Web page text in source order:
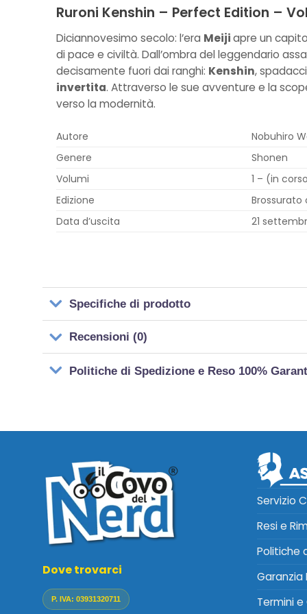
Ruroni Kenshin – Perfect Edition –
Diciannovesimo secolo: l’era Meijiapre un
di pace e civiltà. Dall’ombra del leggendario
decisamente fuori dai ranghi: Kenshin,
invertita. Attraverso le sue avventure e la
verso la modernità.
Autore
Nobuhiro
Genere
Shonen
Volumi
1 – (in
Edizione
Data d’uscita
21
Specifiche di prodotto
Recensioni (0)
Politiche di Spedizione e Reso 100%
Dove trovarci
P. IVA: 03931320711
Servizio
Resi e
Politiche
Garanzia
Termini